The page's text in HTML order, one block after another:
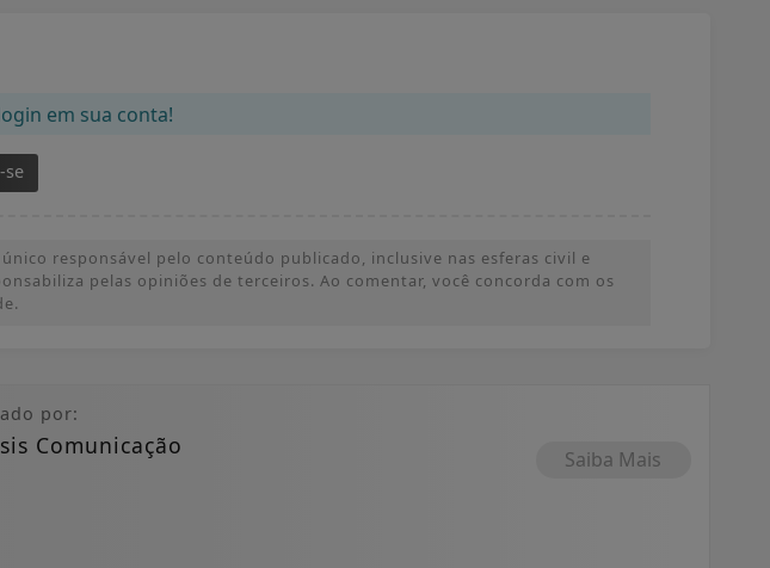
em sua conta!
se
responsável pelo conteúdo publicado, inclusive nas esferas civil e
pelas opiniões de terceiros. Ao comentar, você concorda com os
por:
Comunicação Saiba Mais